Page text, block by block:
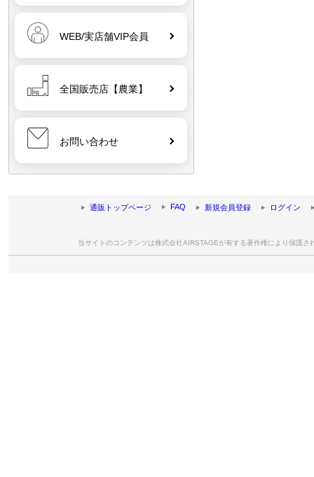
WEB/実店舗VIP会員
全国販売店【農業】
お問い合わせ
通販トップページ FAQ 新規会員登録 ログイン
当サイトのコンテンツは株式会社AIRSTAGEが有する著作権により保護